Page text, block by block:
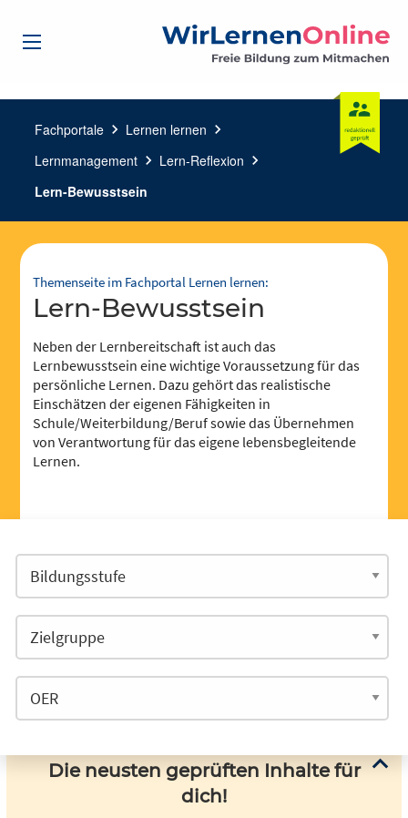
Fachportale chevron_right Lernen lernen chevron_right
Lernmanagement chevron_right Lern-Reflexion chevron_right
Lern-Bewusstsein
Themenseite im Fachportal Lernen lernen:
Lern-Bewusstsein
Neben der Lernbereitschaft ist auch das
Lernbewusstsein eine wichtige Voraussetzung für das
persönliche Lernen. Dazu gehört das realistische
Einschätzen der eigenen Fähigkeiten in
Schule/Weiterbildung/Beruf sowie das Übernehmen
von Verantwortung für das eigene lebensbegleitende
Lernen.
Die neusten geprüften Inhalte für
dich!